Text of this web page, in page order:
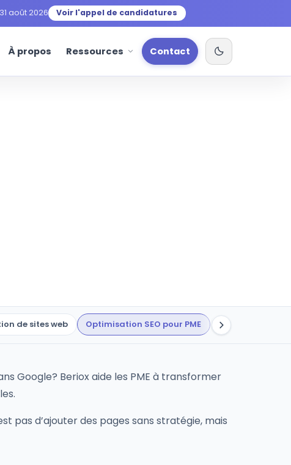
août 2026 Voir l'appel de candidatures
À propos Ressources Contact
de sites web Optimisation SEO pour PME Outils internes
Google? Beriox aide les PME à transformer
pas d’ajouter des pages sans stratégie, mais